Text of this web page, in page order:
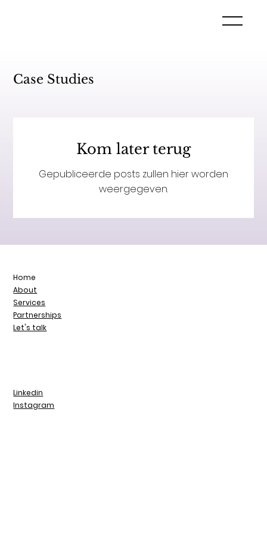
Case Studies
Kom later terug
Gepubliceerde posts zullen hier worden
weergegeven.
Home
About
Services
Partnerships
Let's talk
Linkedin
Instagram